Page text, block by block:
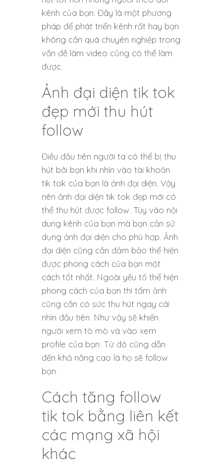
kênh của bạn. Đây là một phương
pháp để phát triển kênh rất hay bạn
không cần quá chuyên nghiệp trong
vấn đề làm video cũng có thể làm
được.
Ảnh đại diện tik tok
đẹp mới thu hút
follow
Điều đầu tiên người ta có thể bị thu
hút bởi bạn khi nhìn vào tài khoản
tik tok của bạn là ảnh đại diện. Vậy
nên ảnh đại diện tik tok đẹp mới có
thể thu hút được follow. Tùy vào nội
dung kênh của bạn mà bạn cần sử
dụng ảnh đại diện cho phù hợp. Ảnh
đại diện cũng cần đảm bảo thể hiện
được phong cách của bạn một
cách tốt nhất. Ngoài yếu tố thể hiện
phong cách của bạn thì tấm ảnh
cũng cần có sức thu hút ngay cái
nhìn đầu tiên. Như vậy sẽ khiến
người xem tò mò và vào xem
profile của bạn. Từ đó cũng dẫn
đến khả năng cao là họ sẽ follow
bạn.
Cách tăng follow
tik tok bằng liên kết
các mạng xã hội
khác